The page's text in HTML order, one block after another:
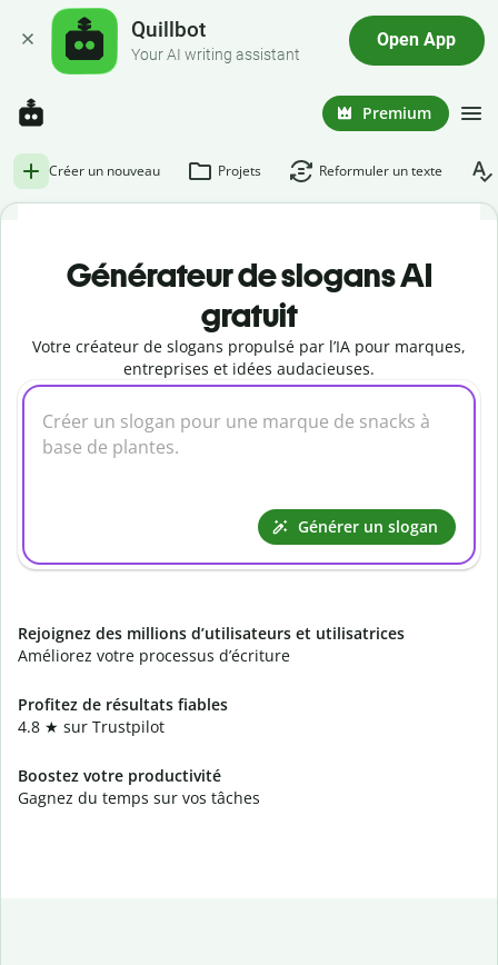
Quillbot
Your AI writing assistant
Open App
Premium
Créer un nouveau Projets Reformuler un texte
Générateur de slogans AI
gratuit
Votre créateur de slogans propulsé par l’IA pour marques,
entreprises et idées audacieuses.
Générer un slogan
Rejoignez des millions d’utilisateurs et utilisatrices
Améliorez votre processus d’écriture
Profitez de résultats fiables
4.8 ★ sur Trustpilot
Boostez votre productivité
Gagnez du temps sur vos tâches